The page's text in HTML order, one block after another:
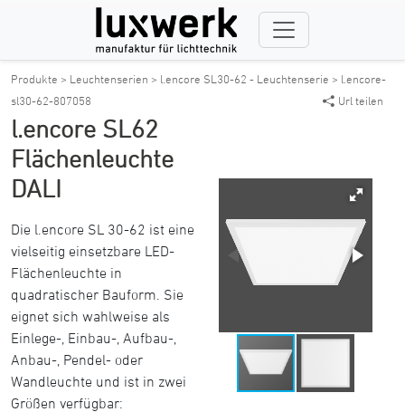
Produkte > Leuchtenserien > l.encore SL30-62 - Leuchtenserie > l.encore-
sl30-62-807058
Url teilen
l.encore SL62
Flächenleuchte
DALI
Die l.encore SL 30-62 ist eine
vielseitig einsetzbare LED-
Flächenleuchte in
quadratischer Bauform. Sie
eignet sich wahlweise als
Einlege-, Einbau-, Aufbau-,
Anbau-, Pendel- oder
Wandleuchte und ist in zwei
Größen verfügbar: